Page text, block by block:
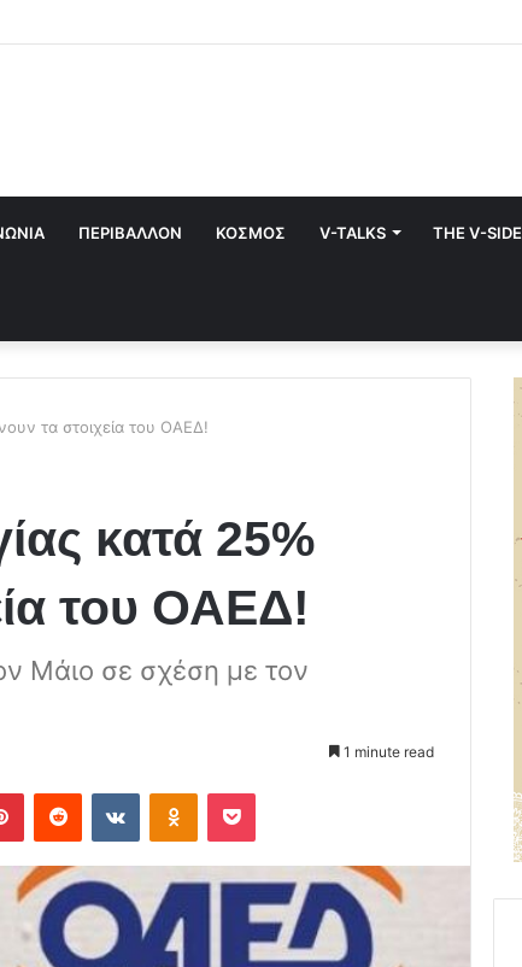
Ολες οι εκδηλώσεις του Δήμου
ΠΕΡΙΒΑΛΛΟΝ ΚΟΣΜΟΣ V-TALKS THE V-SIDE
τα στοιχεία του ΟΑΕΔ!
κατά 25%
του ΟΑΕΔ!
Μάιο σε σχέση με τον
1 minute read